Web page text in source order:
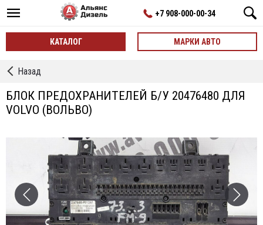
+7 908-000-00-34
КАТАЛОГ МАРКИ АВТО
←
Предохранителей
Назад
БЛОК ПРЕДОХРАНИТЕЛЕЙ Б/У 20476480 ДЛЯ
VOLVO (ВОЛЬВО)